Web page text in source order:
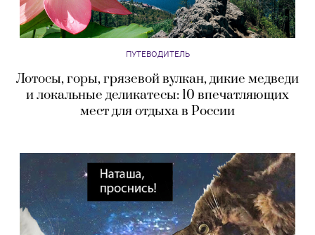
ПУТЕВОДИТЕЛЬ
Лотосы, горы, грязевой вулкан, дикие медведи
и локальные деликатесы: 10 впечатляющих
мест для отдыха в России